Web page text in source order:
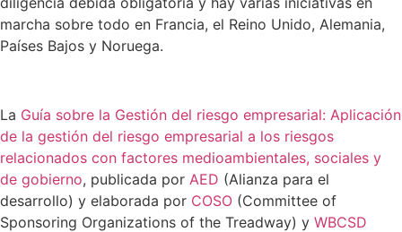
marcha sobre todo en Francia, el Reino Unido, Alemania,
Países Bajos y Noruega.
La Guía sobre la Gestión del riesgo empresarial: Aplicación
de la gestión del riesgo empresarial a los riesgos
relacionados con factores medioambientales, sociales y
de gobierno, publicada por AED (Alianza para el
desarrollo) y elaborada por COSO (Committee of
Sponsoring Organizations of the Treadway) y WBCSD